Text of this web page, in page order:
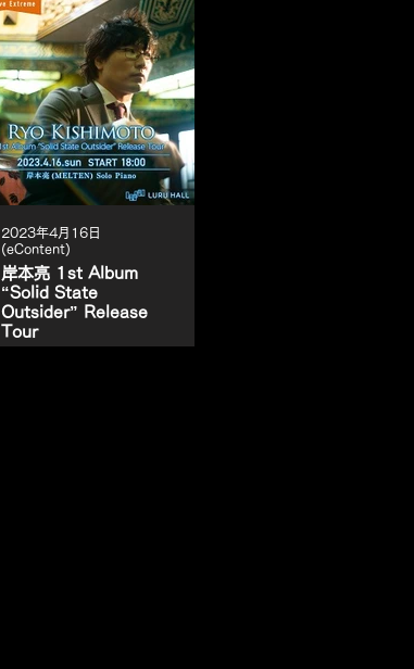
2023年4月16日
(eContent)
岸本亮 1st Album
“Solid State
Outsider” Release
Tour